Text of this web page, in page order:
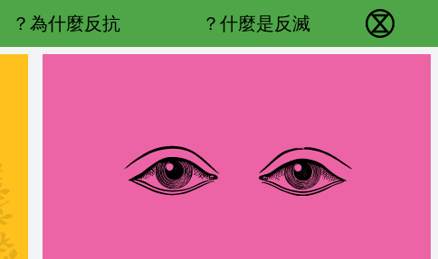
反抗滅絕 - Home
什麼是反滅？
為什麼反抗？